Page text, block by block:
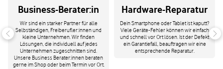
Business-Berater:in
Wir sind ein starker Partner für alle
Selbständigen, Freiberufler:innen und
kleine Unternehmen. Wir finden
Lösungen, die individuell auf jedes
Unternehmen zugeschnitten sind.
Unsere Business Berater:innen beraten
gerne im Shop oder beim Termin vor Ort.
Hardware-Reparatur
Dein Smartphone oder Tablet ist kaputt?
Viele Geräte-Fehler können wir einfach
und schnell vor Ort lösen. Ist der Defekt
ein Garantiefall, beauftragen wir eine
entsprechende Reparatur.